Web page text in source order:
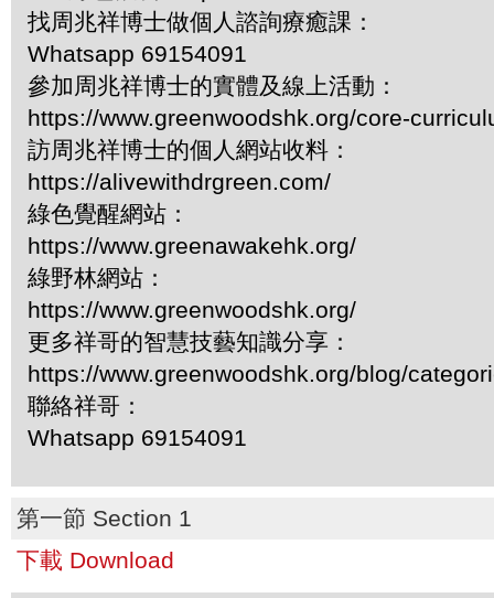
找周兆祥博士做個人諮詢療癒課：
Whatsapp 69154091
參加周兆祥博士的實體及線上活動：
https://www.greenwoodshk.org/core-
訪周兆祥博士的個人網站收料：
https://alivewithdrgreen.com/
綠色覺醒網站：
https://www.greenawakehk.org/
綠野林網站：
https://www.greenwoodshk.org/
更多祥哥的智慧技藝知識分享：
https://www.greenwoodshk.org/blog/
聯絡祥哥：
Whatsapp 69154091
第一節 Section 1
下載 Download